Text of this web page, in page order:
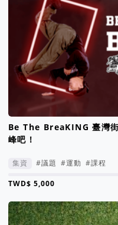
Be The BreaKING 臺灣
峰吧！
集資 #議題 #運動 #課程